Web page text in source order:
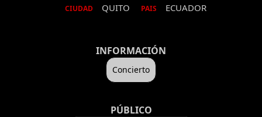
CIUDAD QUITO PAIS ECUADOR
INFORMACIÓN
Concierto
PÚBLICO